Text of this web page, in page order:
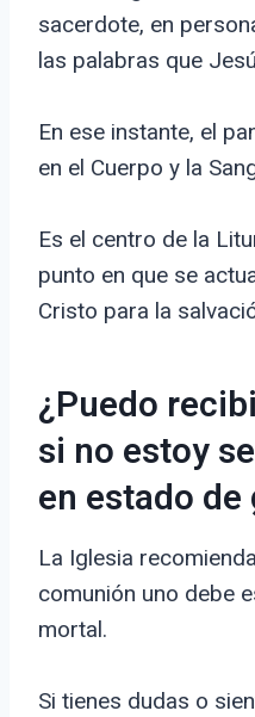
sacerdote, en
las palabras que
En ese instante, el
en el Cuerpo y la
Es el centro de la
punto en que se
Cristo para la
¿Puedo
si no estoy
en estado de
La Iglesia
comunión uno debe
mortal.
Si tienes dudas o